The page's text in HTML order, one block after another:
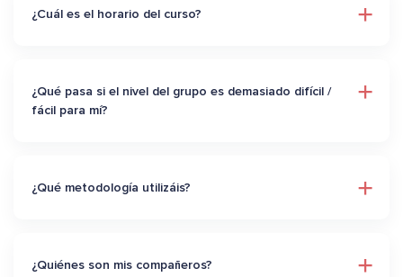
¿Cuál es el horario del curso?
¿Qué pasa si el nivel del grupo es demasiado difícil /
fácil para mí?
¿Qué metodología utilizáis?
¿Quiénes son mis compañeros?